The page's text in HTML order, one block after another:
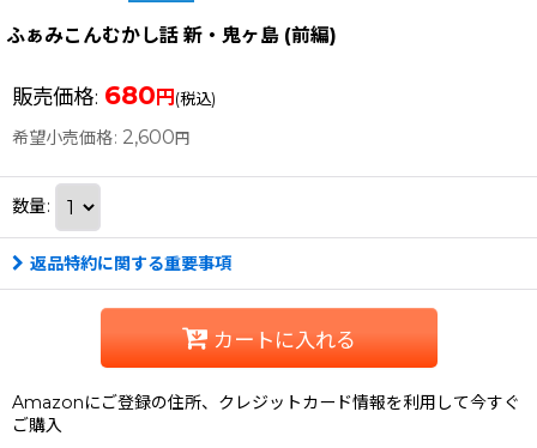
ふぁみこんむかし話 新・鬼ヶ島 (前編)
販売価格: 680 円 (税込)
希望小売価格: 2,600 円
数量:
返品特約に関する重要事項
カートに入れる
Amazonにご登録の住所、クレジットカード情報を利用して今すぐ
ご購入